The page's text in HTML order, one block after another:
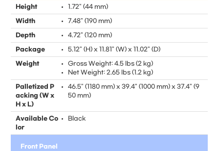
Height 1.72" (44 mm)
Width 7.48" (190 mm)
Depth 4.72" (120 mm)
Package 5.12" (H) x 11.81" (W) x 11.02" (D)
Weight
Gross Weight: 4.5 lbs (2 kg)
Net Weight: 2.65 lbs (1.2 kg)
Palletized P
acking (W x
H x L)
46.5" (1180 mm) x 39.4" (1000 mm) x 37.4" (9
50 mm)
Available Co
lor
Black
Front Panel